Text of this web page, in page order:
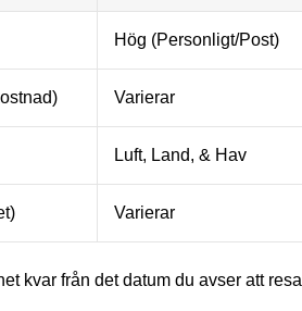
Hög (Personligt/Post)
Varierar
Luft, Land, & Hav
Varierar
kvar från det datum du avser att resa